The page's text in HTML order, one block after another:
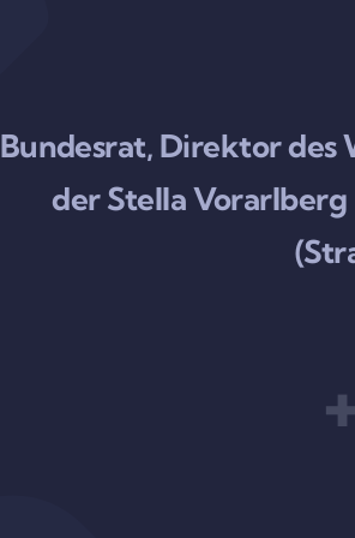
Bundesrat, Direktor
der Stella